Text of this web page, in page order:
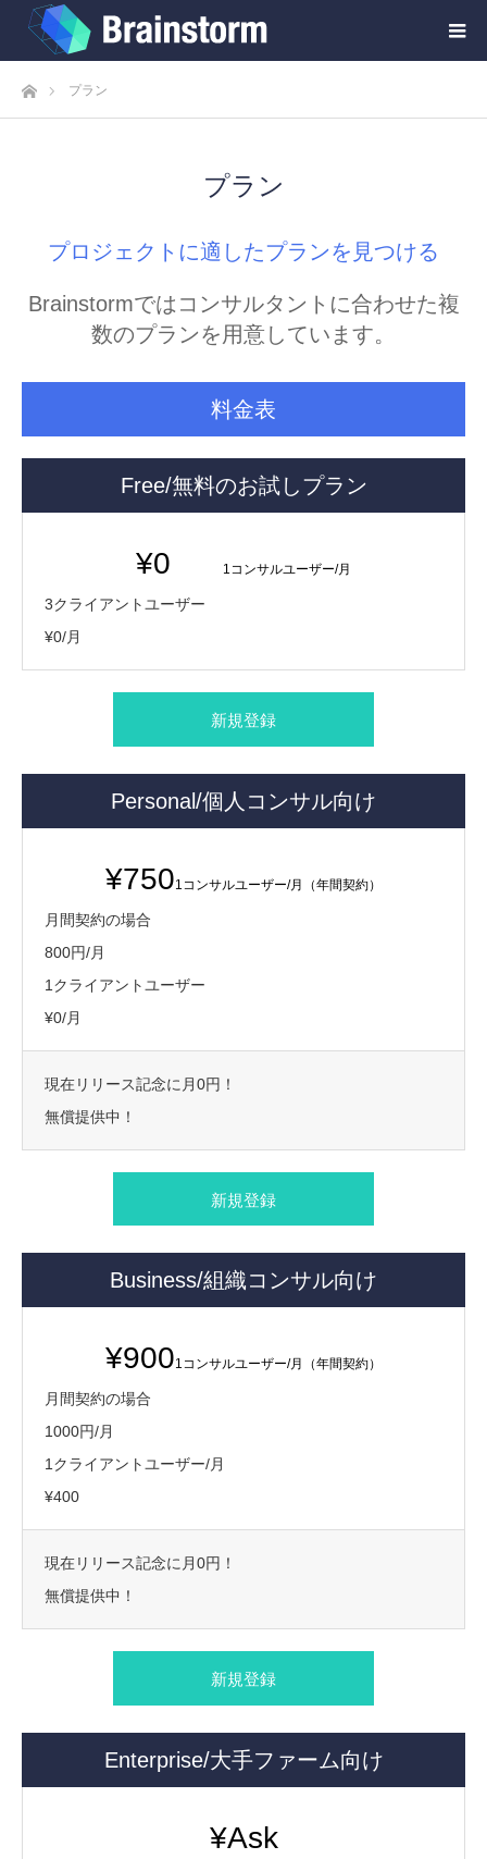
ホームプラン
プラン
プロジェクトに適したプランを見つける
Brainstormではコンサルタントに合わせた複
数のプランを用意しています。
料金表
Free/無料のお試しプラン
¥0 1コンサルユーザー/月
3クライアントユーザー
¥0/月
新規登録
Personal/個人コンサル向け
¥7501コンサルユーザー/月（年間契約）
月間契約の場合
800円/月
1クライアントユーザー
¥0/月
現在リリース記念に月0円！
無償提供中！
新規登録
Business/組織コンサル向け
¥9001コンサルユーザー/月（年間契約）
月間契約の場合
1000円/月
1クライアントユーザー/月
¥400
現在リリース記念に月0円！
無償提供中！
新規登録
Enterprise/大手ファーム向け
¥Ask